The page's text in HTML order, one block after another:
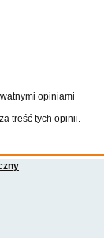
opiniami
treść tych opinii.